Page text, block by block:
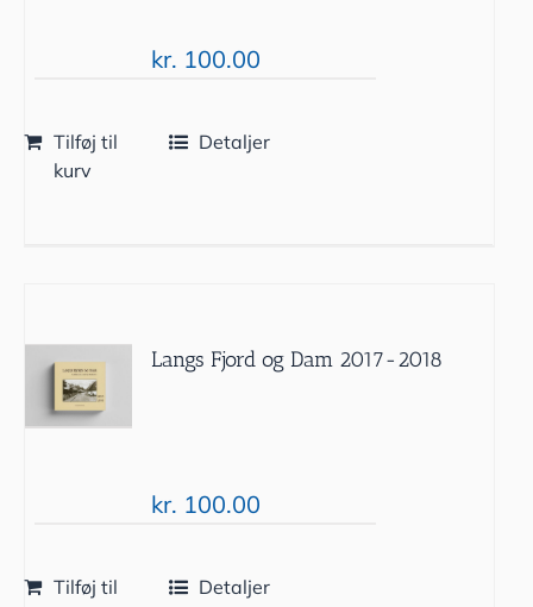
kr. 100.00
Tilføj til
kurv
Detaljer
Langs Fjord og Dam 2017-2018
kr. 100.00
Tilføj til
Detaljer